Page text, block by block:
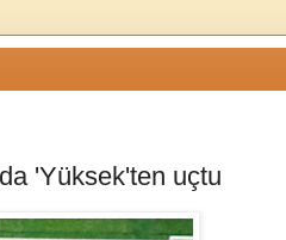
'Yüksek'ten uçtu